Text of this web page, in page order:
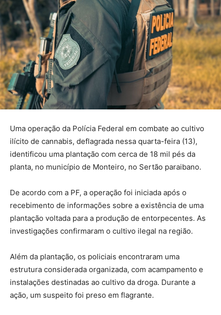
Uma operação da Polícia Federal em combate ao cultivo
ilícito de cannabis, deflagrada nessa quarta-feira (13),
identificou uma plantação com cerca de 18 mil pés da
planta, no município de Monteiro, no Sertão paraibano.
De acordo com a PF, a operação foi iniciada após o
recebimento de informações sobre a existência de uma
plantação voltada para a produção de entorpecentes. As
investigações confirmaram o cultivo ilegal na região.
Além da plantação, os policiais encontraram uma
estrutura considerada organizada, com acampamento e
instalações destinadas ao cultivo da droga. Durante a
ação, um suspeito foi preso em flagrante.